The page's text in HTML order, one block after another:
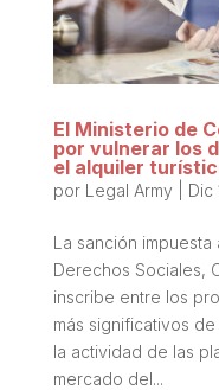
El Ministerio de
por vulnerar los
el alquiler
por Legal Army Dic
La sanción
Derechos Sociales,
inscribe entre los
más significativos
la actividad de las
mercado del...